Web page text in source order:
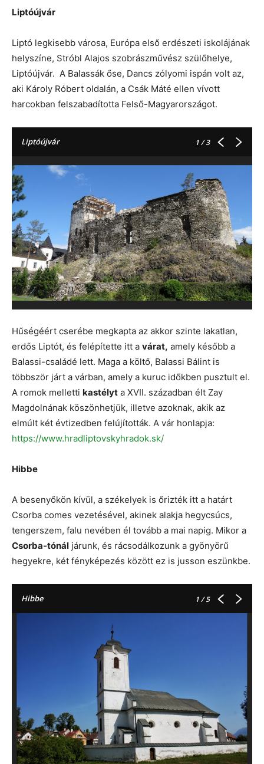
Liptóújvár
Liptó legkisebb városa, Európa első erdészeti iskolájának
helyszíne, Stróbl Alajos szobrászművész szülőhelye,
Liptóújvár. A Balassák őse, Dancs zólyomi ispán volt az,
aki Károly Róbert oldalán, a Csák Máté ellen vívott
harcokban felszabadította Felső-Magyarországot.
Liptóújvár 1/ 3
Hűségéért cserébe megkapta az akkor szinte lakatlan,
erdős Liptót, és felépítette itt a várat, amely később a
Balassi-családé lett. Maga a költő, Balassi Bálint is
többször járt a várban, amely a kuruc időkben pusztult el.
A romok melletti kastélyt a XVII. században élt Zay
Magdolnának köszönhetjük, illetve azoknak, akik az
elmúlt két évtizedben felújították. A vár honlapja:
https://www.hradliptovskyhradok.sk/
Hibbe
A besenyőkön kívül, a székelyek is őrizték itt a határt
Csorba comes vezetésével, akinek alakja hegycsúcs,
tengerszem, falu nevében él tovább a mai napig. Mikor a
Csorba-tónál járunk, és rácsodálkozunk a gyönyörű
hegyekre, két fényképezés között ez is jusson eszünkbe.
Hibbe 1/ 5